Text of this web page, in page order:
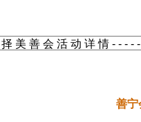
善宁